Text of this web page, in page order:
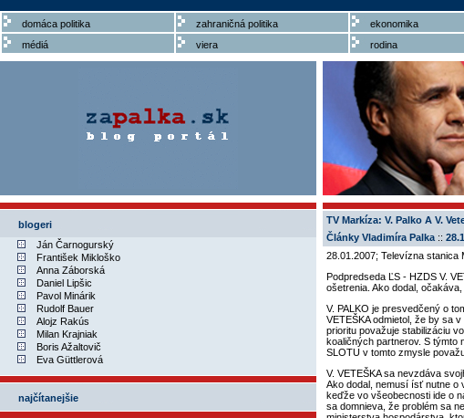
domáca politika zahraničná politika ekonomika
médiá
viera rodina
blogeri
Ján Čarnogurský
František Mikloško
Anna Záborská
Daniel Lipšic
Pavol Minárik
Rudolf Bauer
Alojz Rakús
Milan Krajniak
Boris Ažaltovič
Eva Güttlerová
najčítanejšie
TV Markíza: V. Palko A V.
Články Vladimíra Palka ::
28.01.2007; Televízna stanica
Podpredseda ĽS - HZDS V.
ošetrenia. Ako dodal,
V. PALKO je presvedčený o
VETEŠKA odmietol, že by sa
prioritu považuje stabilizáciu
koaličných partnerov. S týmto
SLOTU v tomto zmysle
V. VETEŠKA sa nevzdáva
Ako dodal, nemusí ísť nutne o
keďže vo všeobecnosti ide o
sa domnieva, že problém sa